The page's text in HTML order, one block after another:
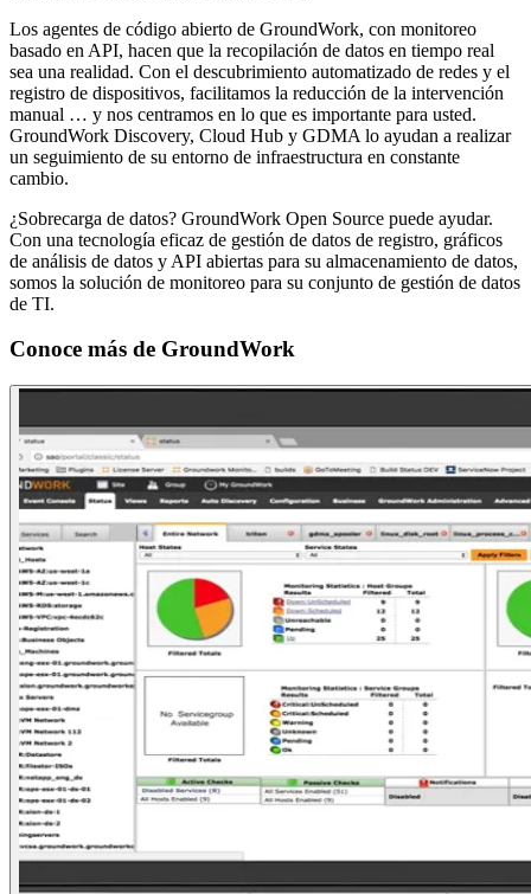
Los agentes de código abierto de GroundWork, con monitoreo
basado en API, hacen que la recopilación de datos en tiempo real
sea una realidad. Con el descubrimiento automatizado de redes y el
registro de dispositivos, facilitamos la reducción de la intervención
manual … y nos centramos en lo que es importante para usted.
GroundWork Discovery, Cloud Hub y GDMA lo ayudan a realizar
un seguimiento de su entorno de infraestructura en constante
cambio.
¿Sobrecarga de datos? GroundWork Open Source puede ayudar.
Con una tecnología eficaz de gestión de datos de registro, gráficos
de análisis de datos y API abiertas para su almacenamiento de datos,
somos la solución de monitoreo para su conjunto de gestión de datos
de TI.
Conoce más de GroundWork